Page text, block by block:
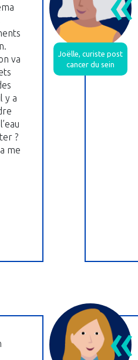
va
y a
?
me
Joëlle, curiste post
cancer du sein